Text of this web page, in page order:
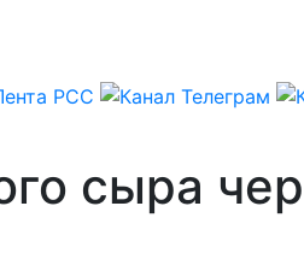
сыра